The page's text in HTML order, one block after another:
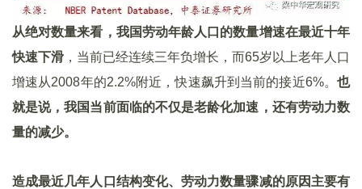
从绝对数量来看，我国劳动年龄人口的数量增速在最近十年
快速下滑 ，当前已经连续三年负增长，而65岁以上老年人口
增速从2008年的2.2%附近，快速飙升到当前的接近6%。 也
就是说，我国当前面临的不仅是老龄化加速，还有劳动力数
量的减少。
造成最近几年人口结构变化、劳动力数量骤减的原因主要有